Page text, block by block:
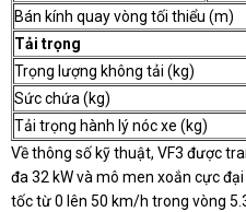
Bán kính quay vòng tối thiểu (m)
Tải trọng
Trọng lượng không tải (kg)
Sức chứa (kg)
Tải trọng hành lý nóc xe (kg)
Về thông số kỹ thuật, VF3 được
đa 32 kW và mô men xoắn cực
tốc từ 0 lên 50 km/h trong vòng